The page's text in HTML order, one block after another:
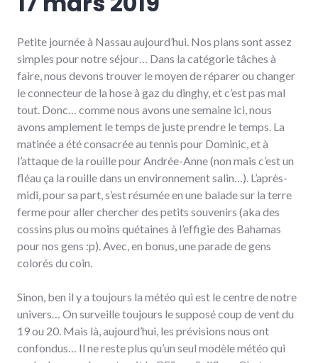
Petite journée à Nassau aujourd’hui. Nos plans sont assez
simples pour notre séjour… Dans la catégorie tâches à
faire, nous devons trouver le moyen de réparer ou changer
le connecteur de la hose à gaz du dinghy, et c’est pas mal
tout. Donc… comme nous avons une semaine ici, nous
avons amplement le temps de juste prendre le temps. La
matinée a été consacrée au tennis pour Dominic, et à
l’attaque de la rouille pour Andrée-Anne (non mais c’est un
fléau ça la rouille dans un environnement salin…). L’après-
midi, pour sa part, s’est résumée en une balade sur la terre
ferme pour aller chercher des petits souvenirs (aka des
cossins plus ou moins quétaines à l’effigie des Bahamas
pour nos gens :p). Avec, en bonus, une parade de gens
colorés du coin.
Sinon, ben il y a toujours la météo qui est le centre de notre
univers… On surveille toujours le supposé coup de vent du
19 ou 20. Mais là, aujourd’hui, les prévisions nous ont
confondus… Il ne reste plus qu’un seul modèle météo qui